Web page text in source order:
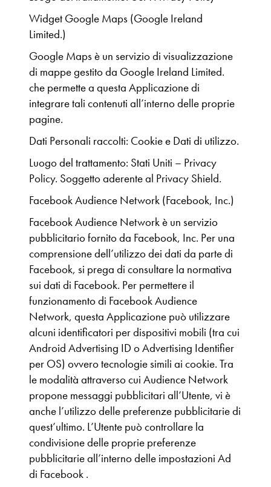
Widget Google Maps (Google Ireland
Limited.)
Google Maps è un servizio di visualizzazione
di mappe gestito da Google Ireland Limited.
che permette a questa Applicazione di
integrare tali contenuti all’interno delle proprie
pagine.
Dati Personali raccolti: Cookie e Dati di utilizzo.
Luogo del trattamento: Stati Uniti – Privacy
Policy. Soggetto aderente al Privacy Shield.
Facebook Audience Network (Facebook, Inc.)
Facebook Audience Network è un servizio
pubblicitario fornito da Facebook, Inc. Per una
comprensione dell’utilizzo dei dati da parte di
Facebook, si prega di consultare la normativa
sui dati di Facebook. Per permettere il
funzionamento di Facebook Audience
Network, questa Applicazione può utilizzare
alcuni identificatori per dispositivi mobili (tra cui
Android Advertising ID o Advertising Identifier
per OS) ovvero tecnologie simili ai cookie. Tra
le modalità attraverso cui Audience Network
propone messaggi pubblicitari all’Utente, vi è
anche l’utilizzo delle preferenze pubblicitarie di
quest’ultimo. L’Utente può controllare la
condivisione delle proprie preferenze
pubblicitarie all’interno delle impostazioni Ad
di Facebook .